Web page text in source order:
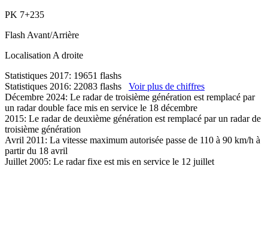
PK 7+235
Flash Avant/Arrière
Localisation A droite
Statistiques 2017: 19651 flashs
Statistiques 2016: 22083 flashs Voir plus de chiffres
Décembre 2024: Le radar de troisième génération est remplacé par
un radar double face mis en service le 18 décembre
2015: Le radar de deuxième génération est remplacé par un radar de
troisième génération
Avril 2011: La vitesse maximum autorisée passe de 110 à 90 km/h à
partir du 18 avril
Juillet 2005: Le radar fixe est mis en service le 12 juillet